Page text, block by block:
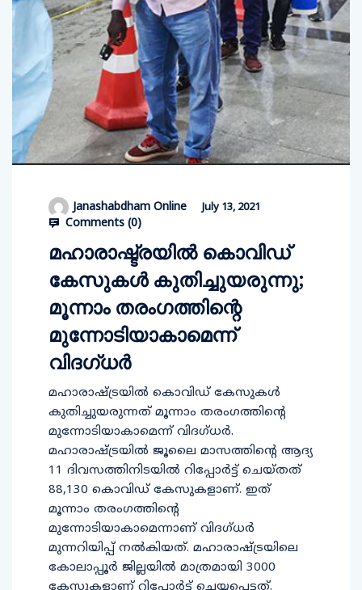
Janashabdham Online July 13, 2021
Comments (0)
മഹാരാഷ്ട്രയിൽ കൊവിഡ്
കേസുകൾ കുതിച്ചുയരുന്നു;
മൂന്നാം തരംഗത്തിന്റെ
മുന്നോടിയാകാമെന്ന്
വിദഗ്‌ധർ
മഹാരാഷ്ട്രയിൽ കൊവിഡ് കേസുകൾ
കുതിച്ചുയരുന്നത് മൂന്നാം തരംഗത്തിന്റെ
മുന്നോടിയാകാമെന്ന് വിദഗ്‌ധർ.
മഹാരാഷ്ട്രയിൽ ജൂലൈ മാസത്തിന്റെ ആദ്യ
11 ദിവസത്തിനിടയിൽ റിപ്പോർട്ട് ചെയ്തത്
88,130 കൊവിഡ്‌ കേസുകളാണ്. ഇത്
മൂന്നാം തരംഗത്തിന്റെ
മുന്നോടിയാകാമെന്നാണ് വിദഗ്‌ധർ
മുന്നറിയിപ്പ് നൽകിയത്. മഹാരാഷ്ട്രയിലെ
കോലാപ്പൂർ ജില്ലയിൽ മാത്രമായി 3000